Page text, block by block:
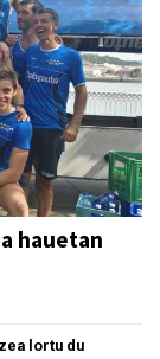
hauetan
lortu du